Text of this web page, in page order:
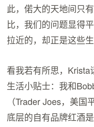
此，偌大的天地间只
比，我们的问题显得
拉近的，却正是这些
看我若有所思，
生活小贴士：我和
（Trader Joes，美
底层的自有品牌红酒